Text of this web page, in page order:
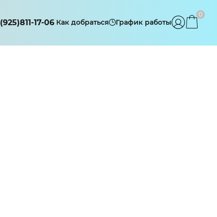
17-06 Как добраться График работы
0